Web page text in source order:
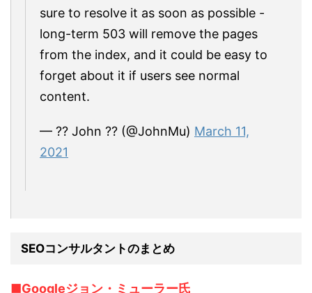
sure to resolve it as soon as possible -
long-term 503 will remove the pages
from the index, and it could be easy to
forget about it if users see normal
content.
— ?? John ?? (@JohnMu) March 11,
2021
SEOコンサルタントのまとめ
■Googleジョン・ミューラー氏